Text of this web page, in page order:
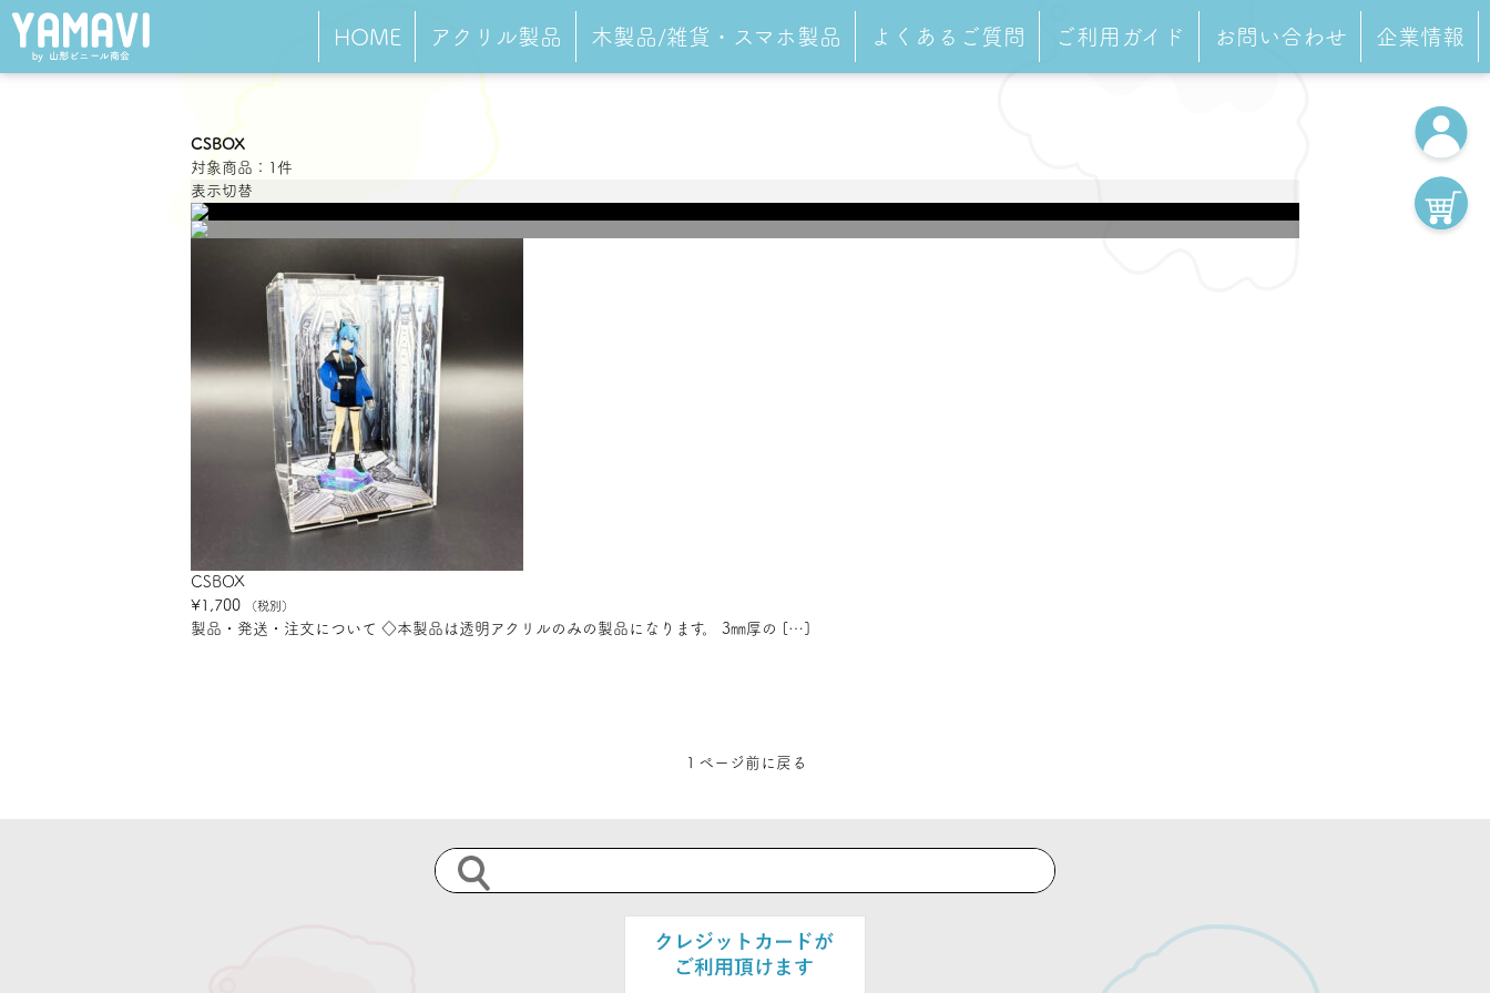
HOME アクリル製品 木製品/雑貨・スマホ製品 よくあるご質問 ご利用ガイド お問い合わせ 企業情報
CSBOX
対象商品：1件
表示切替
CSBOX
¥1,700
（税別）
製品・発送・注文について ◇本製品は透明アクリルのみの製品になります。 3㎜厚の […]
１ページ前に戻る